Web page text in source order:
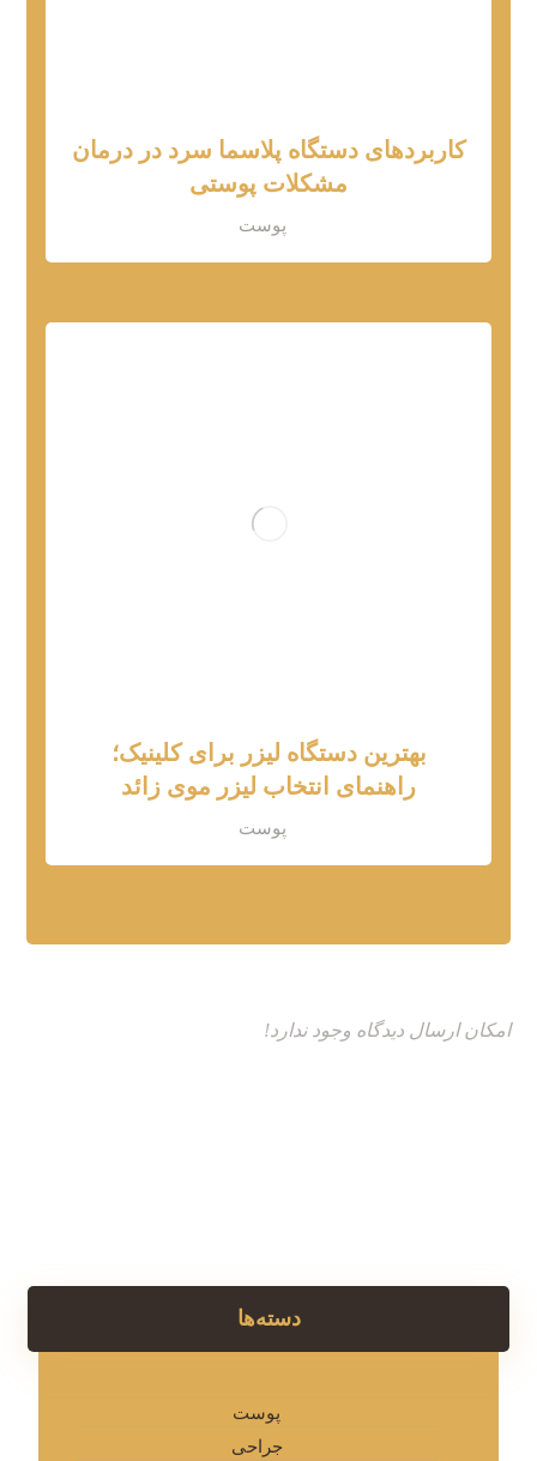
کاربردهای دستگاه پلاسما سرد در درمان
مشکلات پوستی
پوست
بهترین دستگاه لیزر برای کلینیک؛
راهنمای انتخاب لیزر موی زائد
پوست
امکان ارسال دیدگاه وجود ندارد!
دسته‌ها
پوست
جراحی